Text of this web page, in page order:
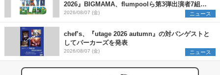
2026』BIGMAMA、flumpoolら第3弾出演者7組を
発表 ワークショップ・アート出展者を募集
2026/08/07 (金) ニュース
chef’s、『utage 2026 autumn』の対バンゲストと
してパーカーズを発表
2026/08/07 (金) ニュース